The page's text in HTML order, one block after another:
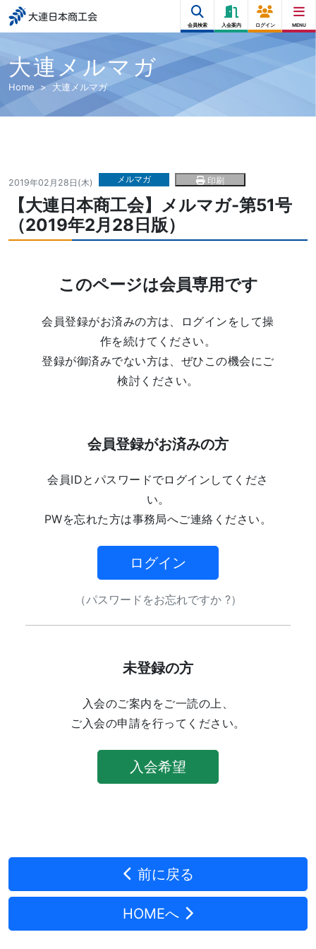
大連日本商工会
会員検索 入会案内 ログイン MENU
大連メルマガ
Home 大連メルマガ
2019年02月28日(木) メルマガ 印刷
【大連日本商工会】メルマガ-第51号
（2019年2月28日版）
このページは会員専用です
会員登録がお済みの方は、ログインをして操
作を続けてください。
登録が御済みでない方は、ぜひこの機会にご
検討ください。
会員登録がお済みの方
会員IDとパスワードでログインしてくださ
い。
PWを忘れた方は事務局へご連絡ください。
ログイン
（パスワードをお忘れですか ?）
未登録の方
入会のご案内をご一読の上、
ご入会の申請を行ってください。
入会希望
前に戻る
HOMEへ